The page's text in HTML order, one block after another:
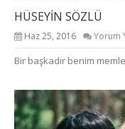
HÜSEYİN SÖZLÜ
Haz 25, 2016 Yorum
Bir başkadır benim